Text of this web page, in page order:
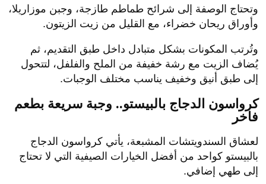
وتحتاج الوصفة إلى شرائح طماطم طازجة، وجبن موزاريلا،
وأوراق ريحان خضراء، مع القليل من زيت الزيتون.
وتُرتب المكونات بشكل متبادل داخل طبق التقديم، ثم
يُضاف الزيت مع رشة خفيفة من الملح والفلفل، لتتحول
إلى طبق أنيق وخفيف يناسب مختلف الوجبات.
كرواسون الدجاج بالبيستو.. وجبة سريعة بطعم
فاخر
لعشاق السندويتشات المشبعة، يأتي كرواسون الدجاج
بالبيستو كواحد من أفضل الخيارات الصيفية التي لا تحتاج
إلى طهي إضافي.